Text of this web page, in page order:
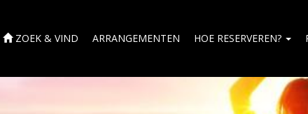
ZOEK & VIND ARRANGEMENTEN HOE RESERVEREN?